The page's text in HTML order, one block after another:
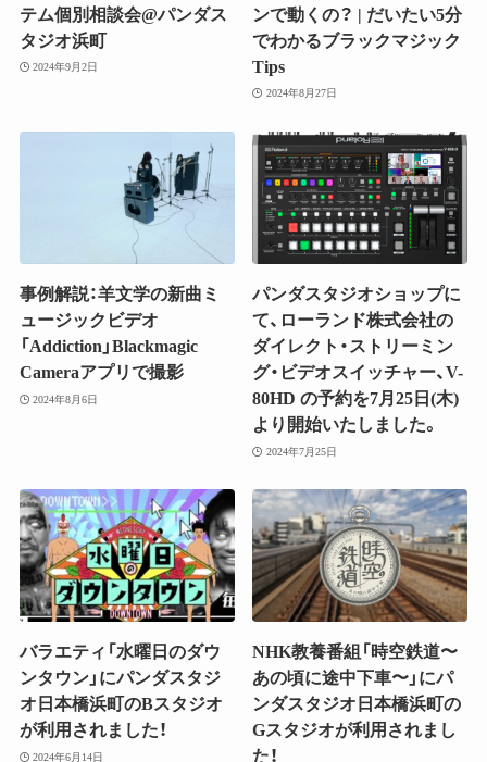
テム個別相談会@パンダス
タジオ浜町
2024年9月2日
ンで動くの？ | だいたい5分
でわかるブラックマジック
Tips
2024年8月27日
事例解説：羊文学の新曲ミ
ュージックビデオ
「Addiction」Blackmagic
Cameraアプリで撮影
2024年8月6日
パンダスタジオショップに
て、ローランド株式会社の
ダイレクト・ストリーミン
グ・ビデオスイッチャー、V-
80HD の予約を7月25日(木)
より開始いたしました。
2024年7月25日
バラエティ「水曜日のダウ
ンタウン」にパンダスタジ
オ日本橋浜町のBスタジオ
が利用されました！
2024年6月14日
NHK教養番組「時空鉄道〜
あの頃に途中下車〜」にパ
ンダスタジオ日本橋浜町の
Gスタジオが利用されまし
た！